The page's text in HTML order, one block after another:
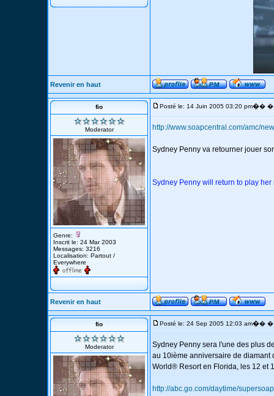
Revenir en haut
fio
Moderator
Genre:
Inscrit le: 24 Mar 2003
Messages: 3216
Localisation: Partout /
Everywhere
Posté le: 14 Juin 2005 03:20 pm��
http://www.soapcentral.com/amc/
Sydney Penny va retourner jouer
Sydney Penny will return to play
Revenir en haut
fio
Moderator
Posté le: 24 Sep 2005 12:03 am��
Sydney Penny sera l'une des plus
au 10ième anniversaire de diamant
World® Resort en Florida, les 12 et
http://abc.go.com/daytime/